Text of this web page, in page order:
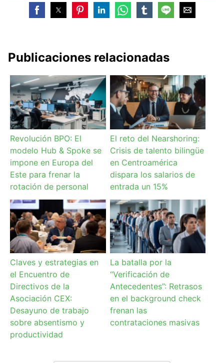
Publicaciones relacionadas
Revolución BPO: El
modelo Hub & Spoke se
impone en Europa del
Este para frenar la
rotación de personal
El reto del Nearshoring:
Crisis de talento bilingüe
en Centroamérica
dispara los salarios de
entrada un 15%
Claves y estrategias en
el Encuentro de
Directivos de la
Asociación CEX:
Desayuno de trabajo
sobre absentismo y
productividad
La batalla por la
“Verificación de
Antecedentes”: Retrasos
en el background check
frenan las
contrataciones masivas